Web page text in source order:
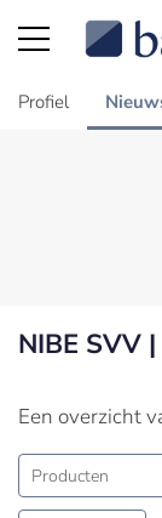
Profiel
NIBE SVV |
Een overzicht
Producten